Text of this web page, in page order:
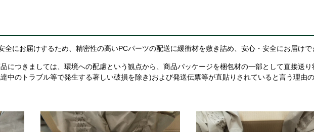
全にお届けするため、精密性の高いPCパーツの配送に緩衝材を敷き詰め、安心・安全にお届けで
につきましては、環境への配慮という観点から、商品パッケージを梱包材の一部として直接送
中のトラブル等で発生する著しい破損を除き)および発送伝票等が直貼りされていると言う理由